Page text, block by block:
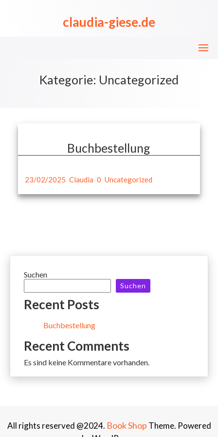
claudia-giese.de
Kategorie: Uncategorized
Buchbestellung
23/02/2025 Claudia 0 Uncategorized
Suchen
Suchen
Recent Posts
Buchbestellung
Recent Comments
Es sind keine Kommentare vorhanden.
All rights reserved @2024. Book Shop Theme. Powered